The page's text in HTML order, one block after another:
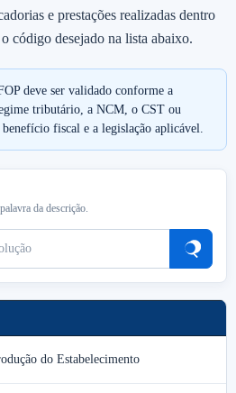
e prestações realizadas dentro
código desejado na lista abaixo.
deve ser validado conforme a
tributário, a NCM, o CST ou
fiscal e a legislação aplicável.
da descrição.
do Estabelecimento